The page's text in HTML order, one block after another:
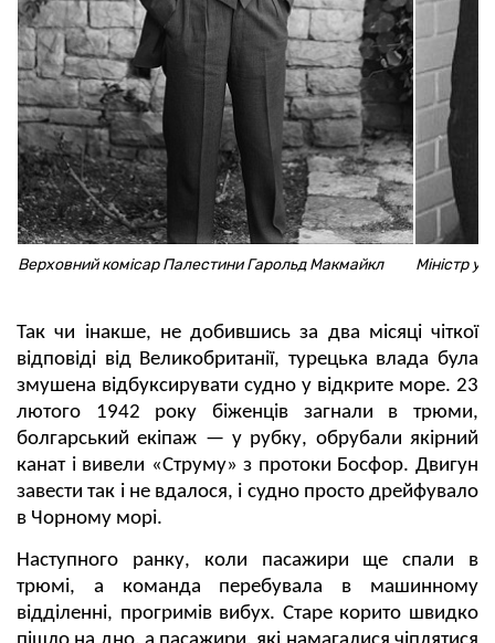
Верховний комісар Палестини Гарольд Макмайкл Міністр у
Так чи інакше, не добившись за два місяці чіткої
відповіді від Великобританії, турецька влада була
змушена відбуксирувати судно у відкрите море. 23
лютого 1942 року біженців загнали в трюми,
болгарський екіпаж — у рубку, обрубали якірний
канат і вивели «Струму» з протоки Босфор. Двигун
завести так і не вдалося, і судно просто дрейфувало
в Чорному морі.
Наступного ранку, коли пасажири ще спали в
трюмі, а команда перебувала в машинному
відділенні, прогримів вибух. Старе корито швидко